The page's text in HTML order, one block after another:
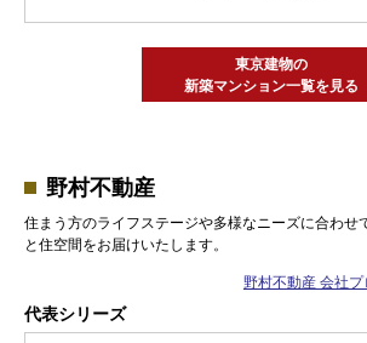
東京建物の
新築マンション一覧を見る
野村不動産
住まう方のライフステージや多様なニーズに合わせ
と住空間をお届けいたします。
野村不動産 会社
代表シリーズ